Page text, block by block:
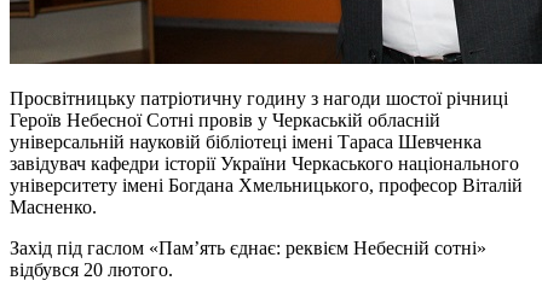
Просвітницьку патріотичну годину з нагоди шостої річниці
Героїв Небесної Сотні провів у Черкаській обласній
універсальній науковій бібліотеці імені Тараса Шевченка
завідувач кафедри історії України Черкаського національного
університету імені Богдана Хмельницького, професор Віталій
Масненко.
Захід під гаслом «Пам’ять єднає: реквієм Небесній сотні»
відбувся 20 лютого.